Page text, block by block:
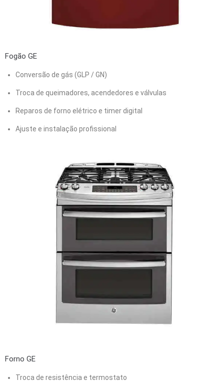
Fogão GE
Conversão de gás (GLP / GN)
Troca de queimadores, acendedores e válvulas
Reparos de forno elétrico e timer digital
Ajuste e instalação profissional
Forno GE
Troca de resistência e termostato